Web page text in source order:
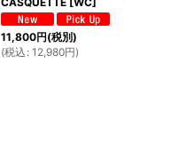
11,800円(税別)
(税込 : 12,980円)